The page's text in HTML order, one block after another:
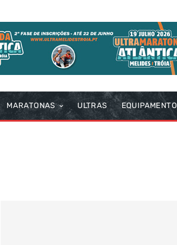
MARATONAS ULTRAS EQUIPAMENTO